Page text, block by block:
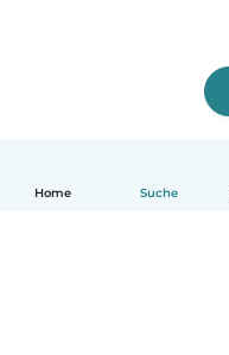
Home Suche